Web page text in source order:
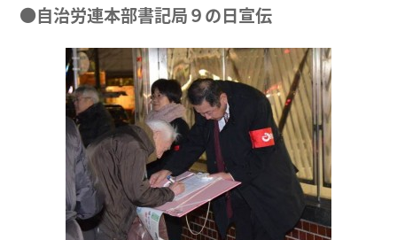
●自治労連本部書記局９の日宣伝